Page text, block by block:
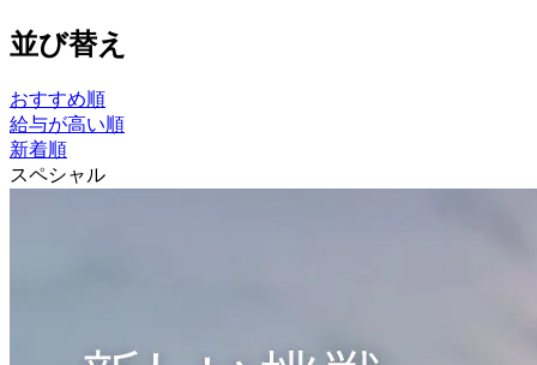
並び替え
おすすめ順
給与が高い順
新着順
スペシャル